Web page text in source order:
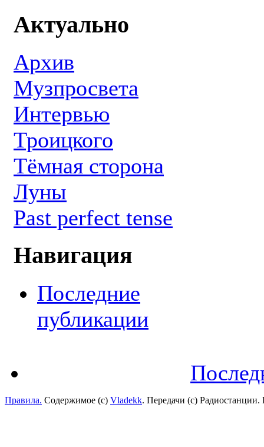
Актуально
Архив
Музпросвета
Интервью
Троицкого
Тёмная сторона
Луны
Past perfect tense
Навигация
Последние
публикации
Правила. Содержимое (с) Vladekk. Передачи (с)